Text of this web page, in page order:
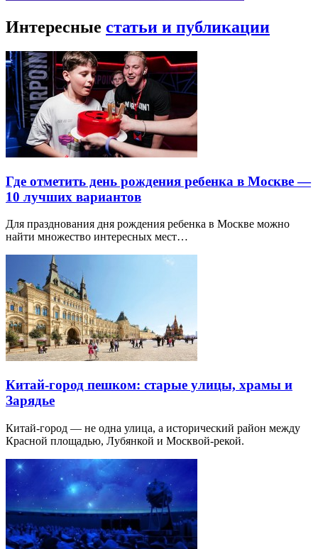
Интересные статьи и публикации
Где отметить день рождения ребенка в Москве —
10 лучших вариантов
Для празднования дня рождения ребенка в Москве можно
найти множество интересных мест…
Китай-город пешком: старые улицы, храмы и
Зарядье
Китай-город — не одна улица, а исторический район между
Красной площадью, Лубянкой и Москвой-рекой.